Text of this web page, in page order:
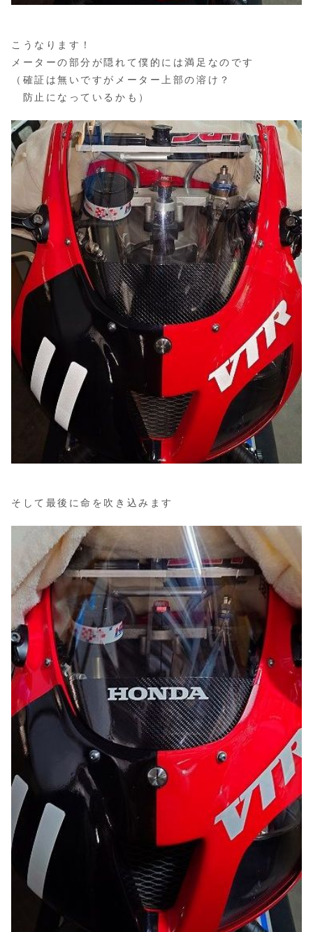
こうなります！
メーターの部分が隠れて僕的には満足なのです
（確証は無いですがメーター上部の溶け？
防止になっているかも）
そして最後に命を吹き込みます